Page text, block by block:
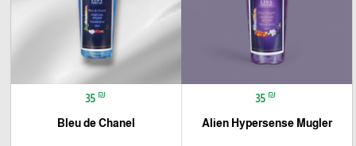
35 ₪
Alien Hypersense Mugler
35 ₪
Bleu de Chanel